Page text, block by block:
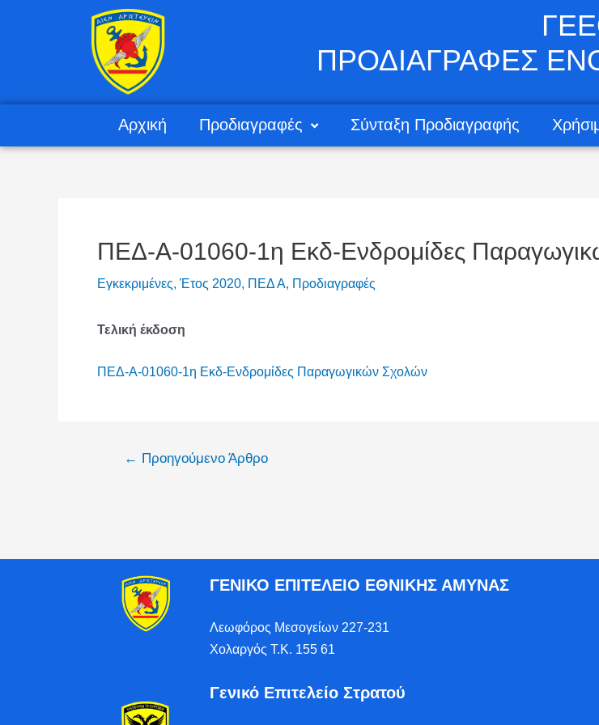
ΠΡΟΔΙΑΓΡΑΦΕΣ
Αρχική Προδιαγραφές Σύνταξη Προδιαγραφής
ΠΕΔ-Α-01060-1η Εκδ-Ενδρομίδες
Εγκεκριμένες, Έτος 2020, ΠΕΔ Α, Προδιαγραφές
Τελική έκδοση
ΠΕΔ-Α-01060-1η Εκδ-Ενδρομίδες Παραγωγικών Σχολών
← Προηγούμενο Άρθρο
ΓΕΝΙΚΟ ΕΠΙΤΕΛΕΙΟ ΕΘΝΙΚΗΣ ΑΜΥΝΑΣ
Λεωφόρος Μεσογείων 227-231
Χολαργός Τ.Κ. 155 61
Γενικό Επιτελείο Στρατού